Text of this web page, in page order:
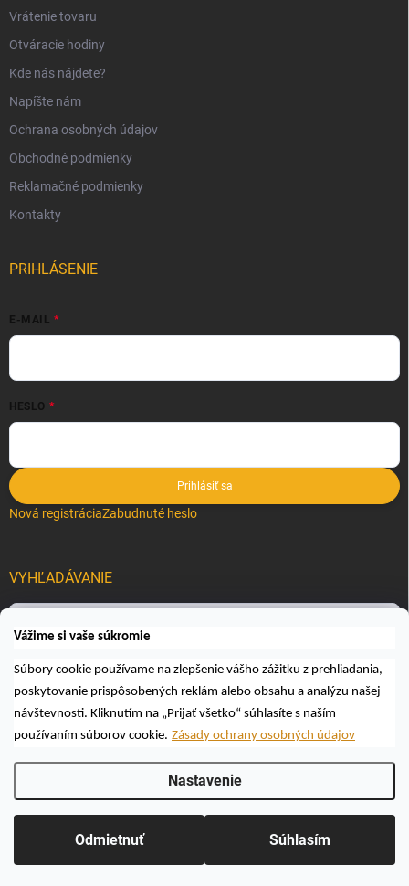
Vážime si vaše súkromie
Súbory cookie používame na zlepšenie vášho zážitku z prehliadania,
poskytovanie prispôsobených reklám alebo obsahu a analýzu našej
návštevnosti. Kliknutím na „Prijať všetko“ súhlasíte s naším
používaním súborov cookie. Zásady ochrany osobných údajov
Nastavenie
Odmietnuť Súhlasím
Vrátenie tovaru
Otváracie hodiny
Kde nás nájdete?
Napíšte nám
Ochrana osobných údajov
Obchodné podmienky
Reklamačné podmienky
Kontakty
PRIHLÁSENIE
E-MAIL
HESLO
Prihlásiť sa
Nová registráciaZabudnuté heslo
VYHĽADÁVANIE
Vytvoril Shoptet
Včelárske a poľovnícke potreby AUTOSPOL O.K., s.r.o.
Všetky práva vyhradené.Upraviť nastavenie cookies
Odstúpiť od zmluvy